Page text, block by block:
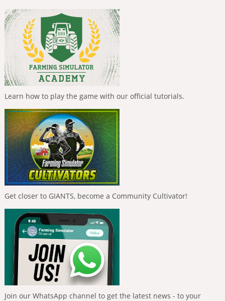
Learn how to play the game with our official tutorials.
Get closer to GIANTS, become a Community Cultivator!
Join our WhatsApp channel to get the latest news - to your